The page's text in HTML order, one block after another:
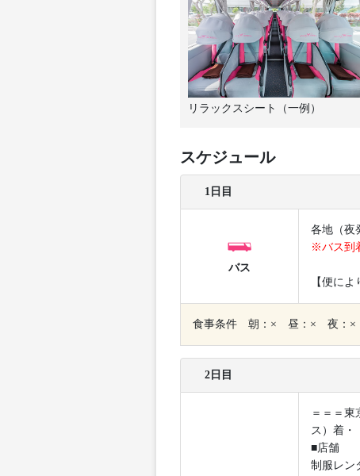
リラックスシート（一例）
スケジュール
1日目
バス
各地（夜
※バス到
【便に
食事条件 朝：× 昼：× 夜：×
2日目
＝＝＝東
ス）着・
■店舗
制服レン